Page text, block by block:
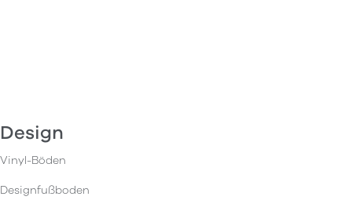
Design
Vinyl-Böden
Designfußboden